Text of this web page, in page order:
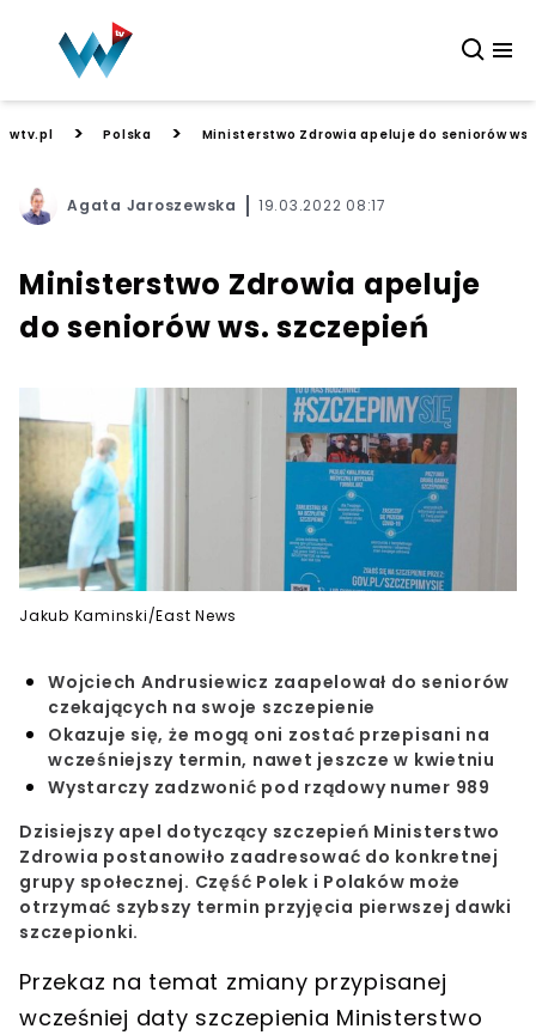
wtv.pl > Polska > Ministerstwo Zdrowia apeluje do seniorów
Agata Jaroszewska 19.03.2022 08:17
Ministerstwo Zdrowia apeluje
do seniorów ws. szczepień
Jakub Kaminski/East News
Wojciech Andrusiewicz zaapelował do seniorów
czekających na swoje szczepienie
Okazuje się, że mogą oni zostać przepisani na
wcześniejszy termin, nawet jeszcze w kwietniu
Wystarczy zadzwonić pod rządowy numer 989
Dzisiejszy apel dotyczący szczepień Ministerstwo
Zdrowia postanowiło zaadresować do konkretnej
grupy społecznej. Część Polek i Polaków może
otrzymać szybszy termin przyjęcia pierwszej dawki
szczepionki.
Przekaz na temat zmiany przypisanej
wcześniej daty szczepienia Ministerstwo